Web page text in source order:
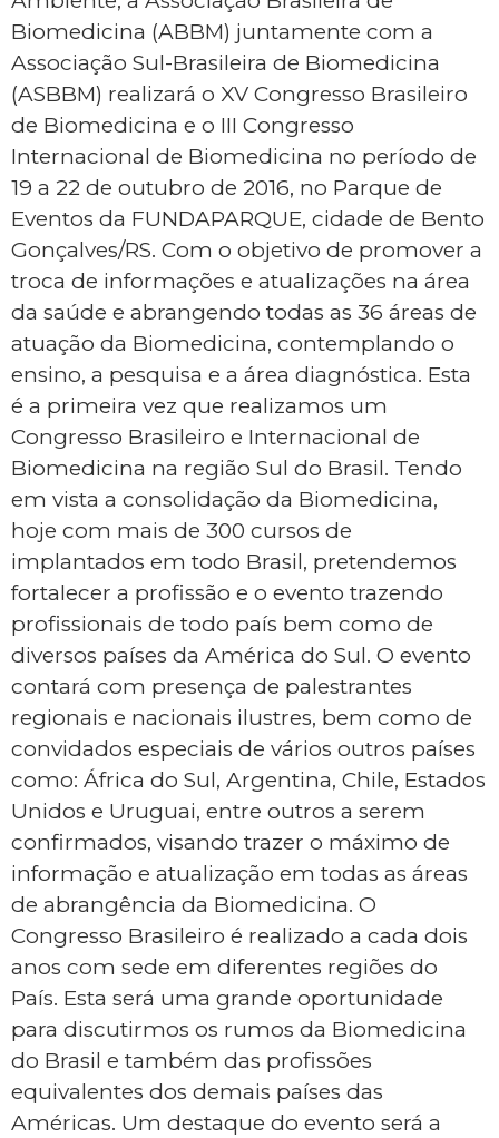
Biomedicina (ABBM) juntamente com a
Associação Sul-Brasileira de Biomedicina
(ASBBM) realizará o XV Congresso Brasileiro
de Biomedicina e o III Congresso
Internacional de Biomedicina no período de
19 a 22 de outubro de 2016, no Parque de
Eventos da FUNDAPARQUE, cidade de Bento
Gonçalves/RS. Com o objetivo de promover a
troca de informações e atualizações na área
da saúde e abrangendo todas as 36 áreas de
atuação da Biomedicina, contemplando o
ensino, a pesquisa e a área diagnóstica. Esta
é a primeira vez que realizamos um
Congresso Brasileiro e Internacional de
Biomedicina na região Sul do Brasil. Tendo
em vista a consolidação da Biomedicina,
hoje com mais de 300 cursos de
implantados em todo Brasil, pretendemos
fortalecer a profissão e o evento trazendo
profissionais de todo país bem como de
diversos países da América do Sul. O evento
contará com presença de palestrantes
regionais e nacionais ilustres, bem como de
convidados especiais de vários outros países
como: África do Sul, Argentina, Chile, Estados
Unidos e Uruguai, entre outros a serem
confirmados, visando trazer o máximo de
informação e atualização em todas as áreas
de abrangência da Biomedicina. O
Congresso Brasileiro é realizado a cada dois
anos com sede em diferentes regiões do
País. Esta será uma grande oportunidade
para discutirmos os rumos da Biomedicina
do Brasil e também das profissões
equivalentes dos demais países das
Américas. Um destaque do evento será a